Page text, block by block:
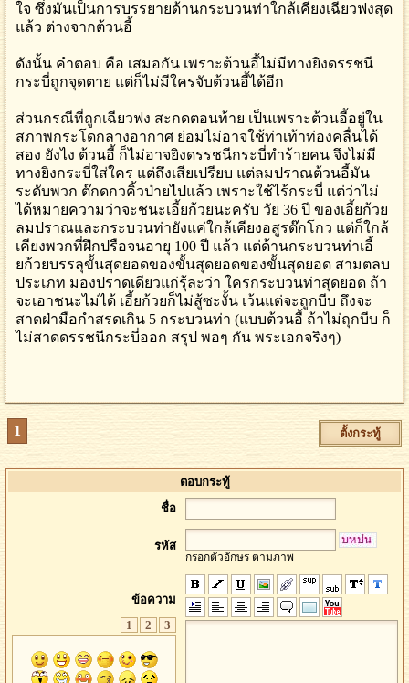
ใจ ซึ่งมันเป็นการบรรยายด้านกระบวนท่าใกล้เคียงเฉียวฟงสุด
แล้ว ต่างจากต้วนอี้
ดังนั้น คำตอบ คือ เสมอกัน เพราะต้วนอี้ไม่มีทางยิงดรรชนี
กระบี่ถูกจุดตาย แต่ก็ไม่มีใครจับต้วนอี้ได้อีก
ส่วนกรณีที่ถูกเฉียวฟง สะกดตอนท้าย เป็นเพราะต้วนอี้อยู่ใน
สภาพกระโดกลางอากาศ ย่อมไม่อาจใช้ท่าเท้าท่องคลื่นได้
สอง ยังไง ต้วนอี้ ก็ไม่อาจยิงดรรชนีกระบี่ทำร้ายคน จึงไม่มี
ทางยิงกระบี่ใส่ใคร แต่ถึงเสียเปรียบ แต่ลมปราณต้วนอี้มัน
ระดับพวก ต๊กดกวคิ้วป่ายไปแล้ว เพราะใช้ไร้กระบี่ แต่ว่าไม่
ได้หมายความว่าจะชนะเอี้ยก้วยนะครับ วัย 36 ปี ของเอี้ยก้วย
ลมปราณและกระบวนท่ายังแค่ใกล้เคียงอสูรต๊กโกว แต่ก็ใกล้
เคียงพวกที่ฝึกปรือจนอายุ 100 ปี แล้ว แต่ด้านกระบวนท่าเอี้
ยก้วยบรรลุขั้นสุดยอดของขั้นสุดยอดของขั้นสุดยอด สามตลบ
ประเภท มองปราดเดียวแก่รุ้ละว่า ใครกระบวนท่าสุดยอด ถ้า
จะเอาชนะไม่ได้ เอี้ยก้วยก็ไม่สู้ซะงั้น เว้นแต่จะถูกบีบ ถึงจะ
สาดฝ่ามือกำสรดเกิน 5 กระบวนท่า (แบบต้วนอื้ ถ้าไม่ถุกบีบ ก็
ไม่สาดดรรชนีกระบี่ออก สรุป พอๆ กัน พระเอกจริงๆ)
1 ตั้งกระทู้
ตอบกระทู้
ชื่อ
รหัส
กรอกตัวอักษร ตามภาพ
ข้อความ
1
2 3